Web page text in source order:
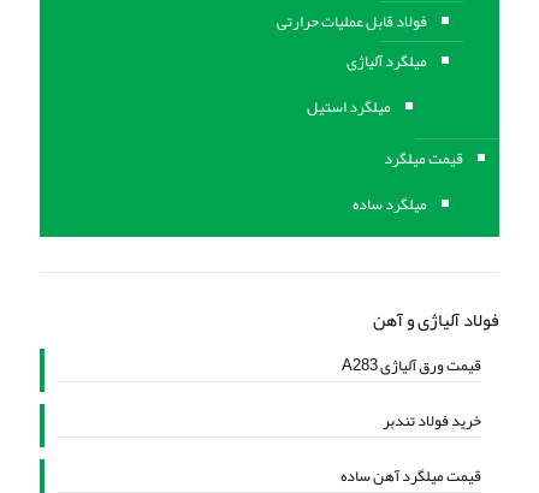
فولاد قابل عملیات حرارتی
ميلگرد آلیاژی
میلگرد استیل
قیمت میلگرد
میلگرد ساده
فولاد آلیاژی و آهن
قیمت ورق آلیاژی A283
خرید فولاد تندبر
قیمت میلگرد آهن ساده